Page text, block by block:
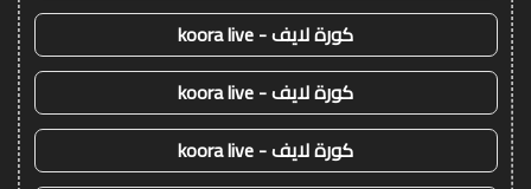
كورة لايف - koora live
كورة لايف - koora live
كورة لايف - koora live